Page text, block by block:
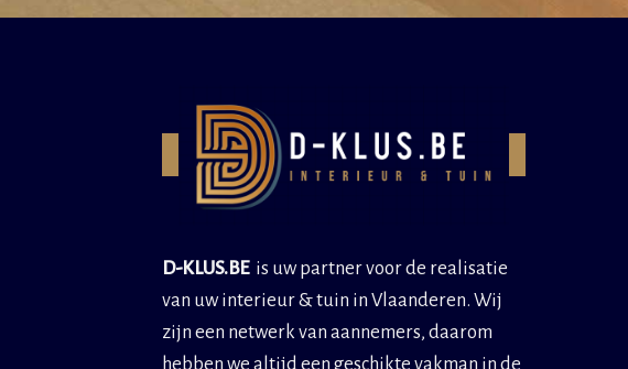
D-KLUS.BEis uw partner voor de realisatie
van uw interieur & tuin in Vlaanderen. Wij
zijn een netwerk van aannemers, daarom
hebben we altijd een geschikte vakman in de